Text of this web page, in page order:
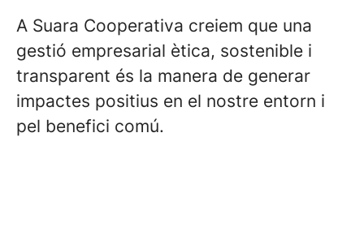
A Suara Cooperativa creiem que una
gestió empresarial ètica, sostenible i
transparent és la manera de generar
impactes positius en el nostre entorn i
pel benefici comú.